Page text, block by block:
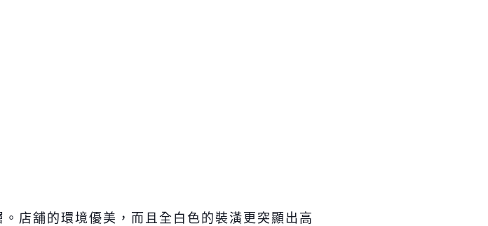
。店舖的環境優美，而且全白色的裝潢更突顯出高